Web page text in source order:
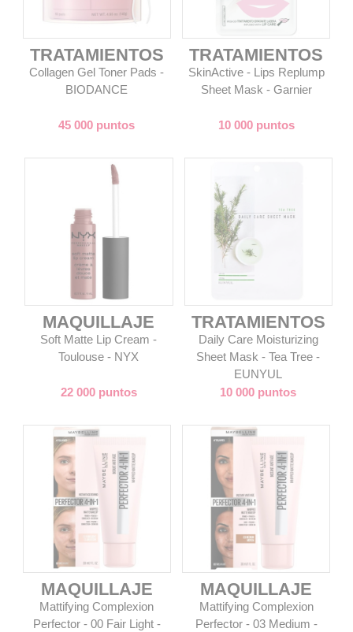
TRATAMIENTOS
Collagen Gel Toner Pads -
BIODANCE
45 000 puntos
TRATAMIENTOS
SkinActive - Lips Replump
Sheet Mask - Garnier
10 000 puntos
MAQUILLAJE
Soft Matte Lip Cream -
Toulouse - NYX
22 000 puntos
TRATAMIENTOS
Daily Care Moisturizing
Sheet Mask - Tea Tree -
EUNYUL
10 000 puntos
MAQUILLAJE
Mattifying Complexion
Perfector - 00 Fair Light -
MAQUILLAJE
Mattifying Complexion
Perfector - 03 Medium -